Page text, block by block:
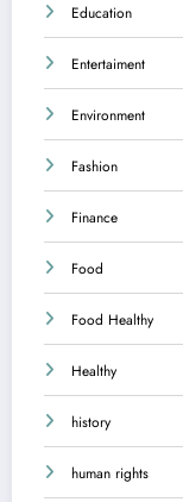
Education
Entertaiment
Environment
Fashion
Finance
Food
Food Healthy
Healthy
history
human rights